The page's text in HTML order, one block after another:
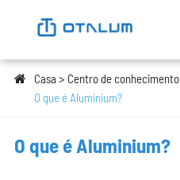
Casa Centro de conhecimento
O que é Aluminium?
O que é Aluminium?